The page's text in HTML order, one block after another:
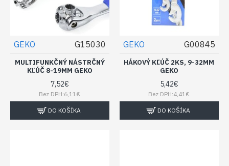
GEKO G15030
MULTIFUNKČNÝ NÁSTRČNÝ
KĽÚČ 8-19MM GEKO
7,52€
Bez DPH:6,11€
DO KOŠÍKA
GEKO G00845
HÁKOVÝ KĽÚČ 2KS, 9-32MM
GEKO
5,42€
Bez DPH:4,41€
DO KOŠÍKA